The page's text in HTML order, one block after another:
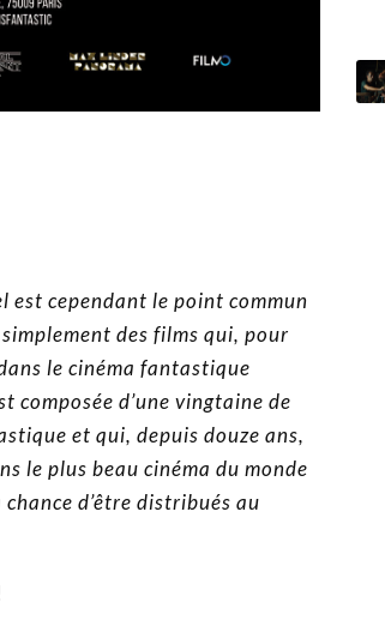
est cependant le point commun
des films qui, pour
le cinéma fantastique
composée d’une vingtaine de
et qui, depuis douze ans,
le plus beau cinéma du monde
d’être distribués au